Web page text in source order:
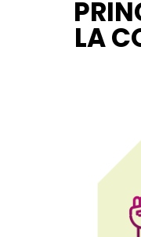
LA